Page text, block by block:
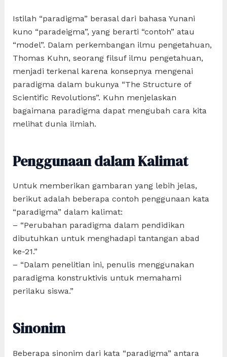
Istilah “paradigma” berasal dari bahasa Yunani
kuno “paradeigma”, yang berarti “contoh” atau
“model”. Dalam perkembangan ilmu pengetahuan,
Thomas Kuhn, seorang filsuf ilmu pengetahuan,
menjadi terkenal karena konsepnya mengenai
paradigma dalam bukunya “The Structure of
Scientific Revolutions”. Kuhn menjelaskan
bagaimana paradigma dapat mengubah cara kita
melihat dunia ilmiah.
Penggunaan dalam Kalimat
Untuk memberikan gambaran yang lebih jelas,
berikut adalah beberapa contoh penggunaan kata
“paradigma” dalam kalimat:
– “Perubahan paradigma dalam pendidikan
dibutuhkan untuk menghadapi tantangan abad
ke-21.”
– “Dalam penelitian ini, penulis menggunakan
paradigma konstruktivis untuk memahami
perilaku siswa.”
Sinonim
Beberapa sinonim dari kata “paradigma” antara